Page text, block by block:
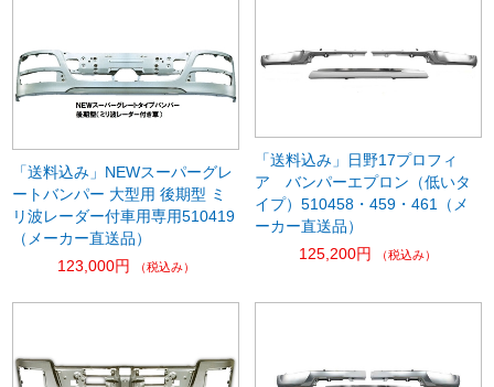
「送料込み」NEWスーパーグレ
ートバンパー 大型用 後期型 ミ
リ波レーダー付車用専用510419
（メーカー直送品）
123,000円
（税込み）
「送料込み」日野17プロフィ
ア バンパーエプロン（低いタ
イプ）510458・459・461（メ
ーカー直送品）
125,200円
（税込み）